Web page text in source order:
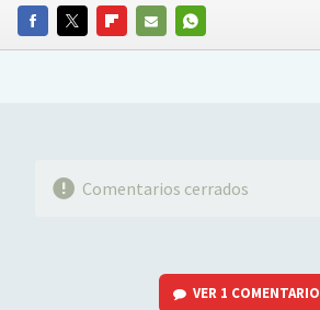
FACEBOOKTWITTERFLIPBOARD
E-
WHATSAPP
Comentarios cerrados
VER 1 COMENTARIO